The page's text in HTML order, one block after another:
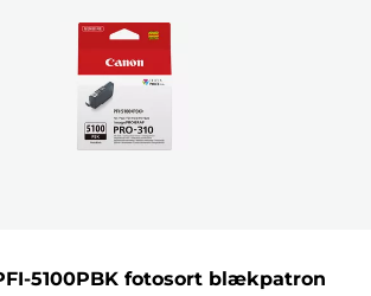
5100PBK fotosort blækpatron